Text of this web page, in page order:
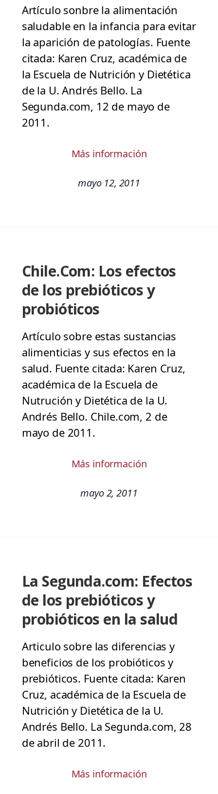
Artículo sonbre la alimentación
saludable en la infancia para evitar
la aparición de patologías. Fuente
citada: Karen Cruz, académica de
la Escuela de Nutrición y Dietética
de la U. Andrés Bello. La
Segunda.com, 12 de mayo de
2011.
Más información
mayo 12, 2011
Chile.Com: Los efectos
de los prebióticos y
probióticos
Artículo sobre estas sustancias
alimenticias y sus efectos en la
salud. Fuente citada: Karen Cruz,
académica de la Escuela de
Nutrución y Dietética de la U.
Andrés Bello. Chile.com, 2 de
mayo de 2011.
Más información
mayo 2, 2011
La Segunda.com: Efectos
de los prebióticos y
probióticos en la salud
Articulo sobre las diferencias y
beneficios de los probióticos y
prebióticos. Fuente citada: Karen
Cruz, académica de la Escuela de
Nutrición y Dietética de la U.
Andrés Bello. La Segunda.com, 28
de abril de 2011.
Más información